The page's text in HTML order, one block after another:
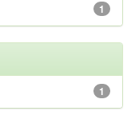
1
1